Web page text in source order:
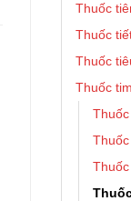
Thuốc
Thuốc
Thuốc
Thuốc